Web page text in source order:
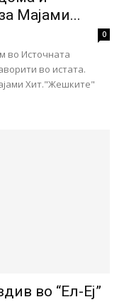
Мајами...
0
во Источната
во истата.
Хит."Жешките"
во “Ел-Еј”